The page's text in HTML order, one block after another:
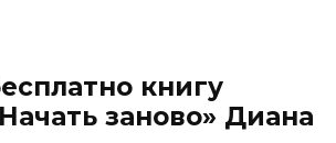
книгу
заново» Диана